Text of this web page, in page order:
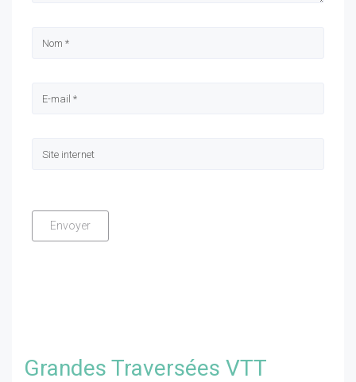
Grandes Traversées VTT